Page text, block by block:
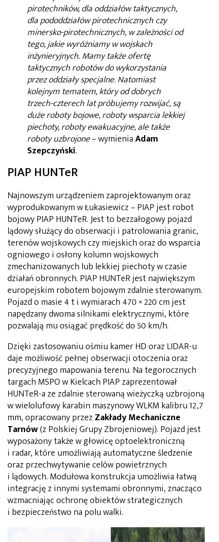
pirotechników, dla oddziałów taktycznych,
dla pododdziałów pirotechnicznych czy
minersko-pirotechnicznych, w zależności od
tego, jakie wyróżniamy w wojskach
inżynieryjnych. Mamy także ofertę
taktycznych robotów do wykorzystania
przez oddziały specjalne. Natomiast
kolejnym tematem, który od dobrych
trzech-czterech lat próbujemy rozwijać, są
duże roboty bojowe, roboty wsparcia lekkiej
piechoty, roboty ewakuacyjne, ale także
roboty uzbrojone– wymieniaAdam
Szepczyński.
PIAP HUNTeR
Najnowszym urządzeniem zaprojektowanym oraz
wyprodukowanym w Łukasiewicz – PIAP jest robot
bojowy PIAP HUNTeR. Jest to bezzałogowy pojazd
lądowy służący do obserwacji i patrolowania granic,
terenów wojskowych czy miejskich oraz do wsparcia
ogniowego i osłony kolumn wojskowych
zmechanizowanych lub lekkiej piechoty w czasie
działań obronnych. PIAP HUNTeR jest największym
europejskim robotem bojowym zdalnie sterowanym.
Pojazd o masie 4 t i wymiarach 470 × 220 cm jest
napędzany dwoma silnikami elektrycznymi, które
pozwalają mu osiągać prędkość do 50 km/h.
Dzięki zastosowaniu ośmiu kamer HD oraz LIDAR-u
daje możliwość pełnej obserwacji otoczenia oraz
precyzyjnego mapowania terenu. Na tegorocznych
targach MSPO w Kielcach PIAP zaprezentował
HUNTeR-a ze zdalnie sterowaną wieżyczką uzbrojoną
w wielolufowy karabin maszynowy WLKM kalibru 12,7
mm, opracowany przez Zakłady Mechaniczne
Tarnów(z Polskiej Grupy Zbrojeniowej). Pojazd jest
wyposażony także w głowicę optoelektroniczną
i radar, które umożliwiają automatyczne śledzenie
oraz przechwytywanie celów powietrznych
i lądowych. Modułowa konstrukcja umożliwia łatwą
integrację z innymi systemami obronnymi, znacząco
wzmacniając ochronę obiektów strategicznych
i bezpieczeństwo na polu walki.